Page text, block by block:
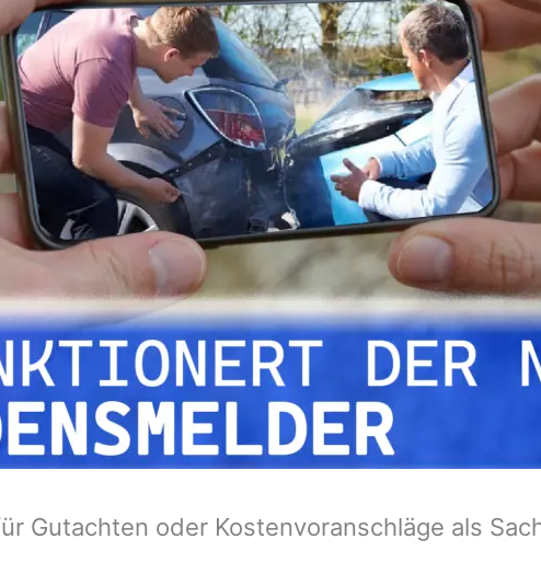
Gutachten oder Kostenvoranschläge als